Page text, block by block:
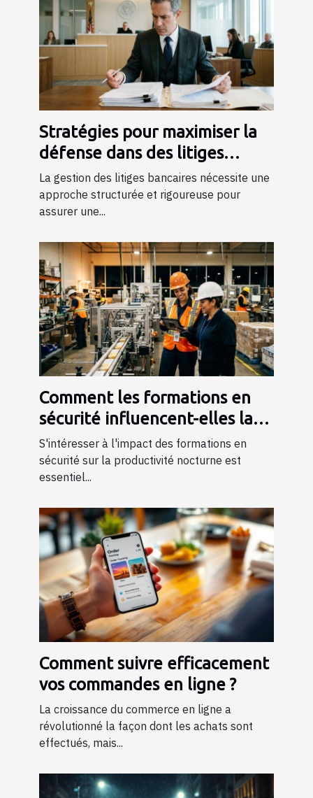
Stratégies pour maximiser la
défense dans des litiges
bancaires
La gestion des litiges bancaires nécessite une
approche structurée et rigoureuse pour
assurer une...
Comment les formations en
sécurité influencent-elles la
productivité nocturne ?
S'intéresser à l'impact des formations en
sécurité sur la productivité nocturne est
essentiel...
Comment suivre efficacement
vos commandes en ligne ?
La croissance du commerce en ligne a
révolutionné la façon dont les achats sont
effectués, mais...